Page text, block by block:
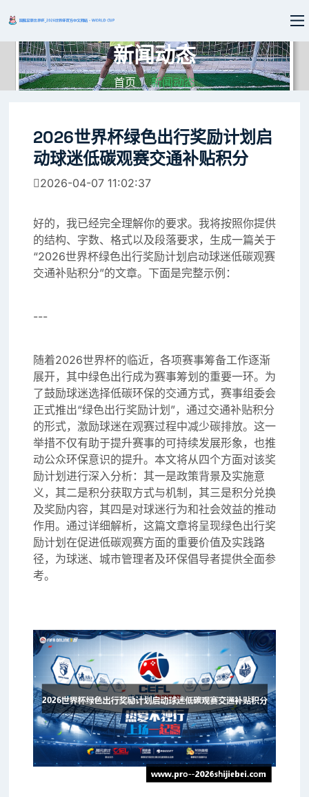
新闻动态
首页 新闻动态
2026世界杯绿色出行奖励计划启
动球迷低碳观赛交通补贴积分
2026-04-07 11:02:37
好的，我已经完全理解你的要求。我将按照你提供
的结构、字数、格式以及段落要求，生成一篇关于
“2026世界杯绿色出行奖励计划启动球迷低碳观赛
交通补贴积分”的文章。下面是完整示例：
---
随着2026世界杯的临近，各项赛事筹备工作逐渐
展开，其中绿色出行成为赛事筹划的重要一环。为
了鼓励球迷选择低碳环保的交通方式，赛事组委会
正式推出“绿色出行奖励计划”，通过交通补贴积分
的形式，激励球迷在观赛过程中减少碳排放。这一
举措不仅有助于提升赛事的可持续发展形象，也推
动公众环保意识的提升。本文将从四个方面对该奖
励计划进行深入分析：其一是政策背景及实施意
义，其二是积分获取方式与机制，其三是积分兑换
及奖励内容，其四是对球迷行为和社会效益的推动
作用。通过详细解析，这篇文章将呈现绿色出行奖
励计划在促进低碳观赛方面的重要价值及实践路
径，为球迷、城市管理者及环保倡导者提供全面参
考。